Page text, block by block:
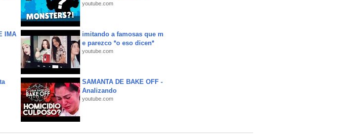
youtube.com
IMA
imitando a famosas que m
e parezco *o eso dicen*
youtube.com
SAMANTA DE BAKE OFF -
Analizando
youtube.com